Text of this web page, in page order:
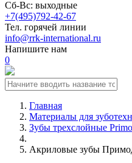
Сб-Вс: выходные
+7(495)792-42-67
Тел. горячей линии
info@rrk-international.ru
Напишите нам
0
Главная
Материалы для
Зубы трехслойные
Акриловые зубы